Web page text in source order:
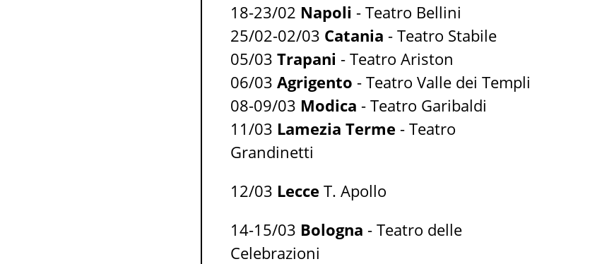
18-23/02 Napoli - Teatro Bellini
25/02-02/03 Catania - Teatro Stabile
05/03 Trapani - Teatro Ariston
06/03 Agrigento - Teatro Valle dei Templi
08-09/03 Modica - Teatro Garibaldi
11/03 Lamezia Terme - Teatro
Grandinetti
12/03 Lecce T. Apollo
14-15/03 Bologna - Teatro delle
Celebrazioni